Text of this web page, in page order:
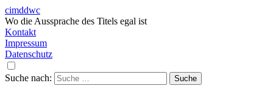
cimddwc
Wo die Aussprache des Titels egal ist
Kontakt
Impressum
Datenschutz
Suche nach: